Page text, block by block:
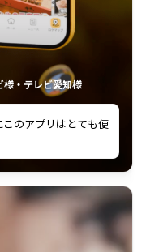
様・テレビ愛知様
可能地域外からも見
ます！